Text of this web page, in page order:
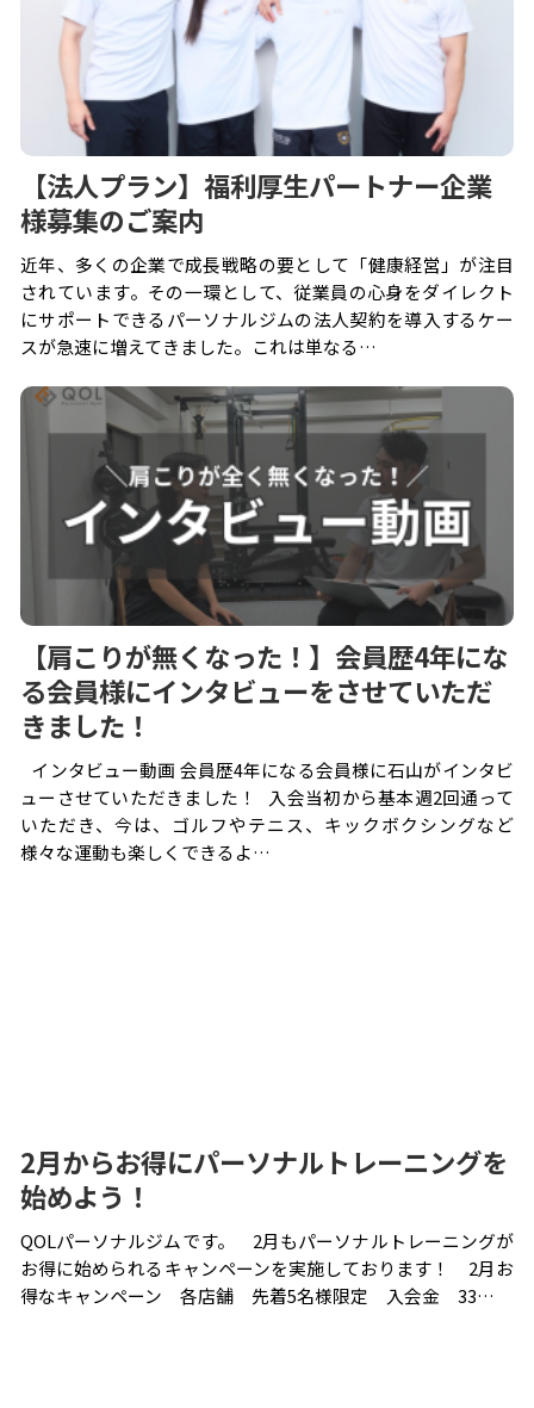
【法人プラン】福利厚生パートナー企業
様募集のご案内
近年、多くの企業で成長戦略の要として「健康経営」が注目
されています。その一環として、従業員の心身をダイレクト
にサポートできるパーソナルジムの法人契約を導入するケー
スが急速に増えてきました。これは単なる…
【肩こりが無くなった！】会員歴4年にな
る会員様にインタビューをさせていただ
きました！
インタビュー動画 会員歴4年になる会員様に石山がインタビ
ューさせていただきました！ 入会当初から基本週2回通って
いただき、今は、ゴルフやテニス、キックボクシングなど
様々な運動も楽しくできるよ…
2月からお得にパーソナルトレーニングを
始めよう！
QOLパーソナルジムです。 2月もパーソナルトレーニングが
お得に始められるキャンペーンを実施しております！ 2月お
得なキャンペーン 各店舗 先着5名様限定 入会金 33…